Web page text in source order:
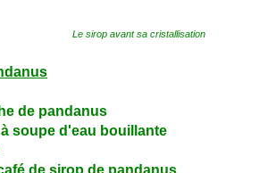
Le sirop avant sa cristallisation
de pandanus
soupe d'eau bouillante